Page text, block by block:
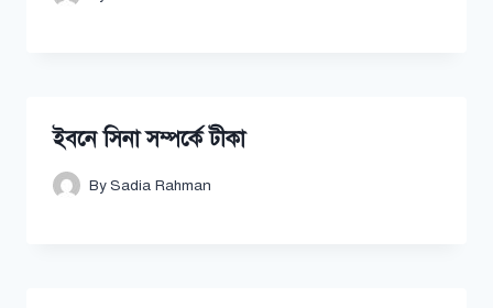
ইবনে সিনা সম্পর্কে টীকা
BySadia Rahman